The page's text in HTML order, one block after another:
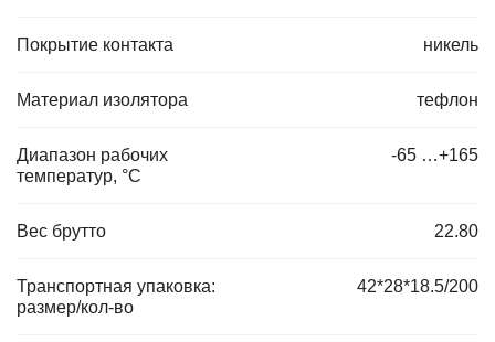
Покрытие контакта никель
Материал изолятора тефлон
Диапазон рабочих
температур, °C
-65 …+165
Вес брутто 22.80
Транспортная упаковка:
размер/кол-во
42*28*18.5/200